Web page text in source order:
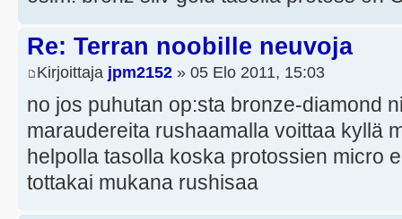
Re: Terran noobille neuvoja
Kirjoittaja jpm2152 » 05 Elo 2011, 15:03
no jos puhutan op:sta bronze-diamond
maraudereita rushaamalla voittaa kyllä
helpolla tasolla koska protossien micro
tottakai mukana rushisaa